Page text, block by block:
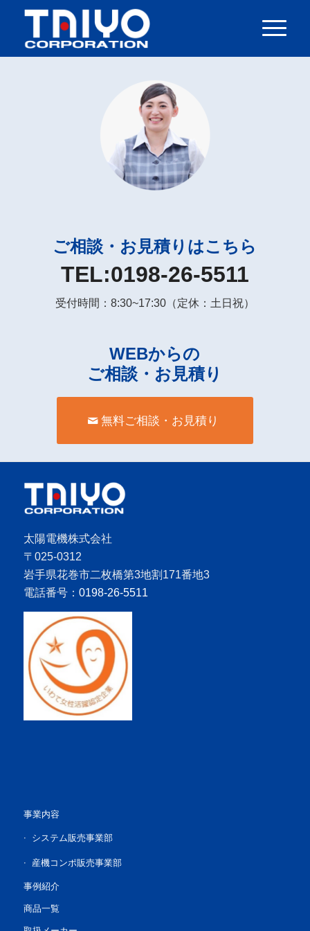
ご相談・お見積りはこちら
TEL:0198-26-5511
受付時間：8:30~17:30（定休：土日祝）
WEBからの
ご相談・お見積り
無料ご相談・お見積り
太陽電機株式会社
〒025-0312
岩手県花巻市二枚橋第3地割171番地3
電話番号： 0198-26-5511
事業内容
システム販売事業部
産機コンポ販売事業部
事例紹介
商品一覧